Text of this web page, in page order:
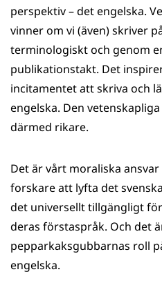
perspektiv – det engelska.
vinner om vi (även) skriver
terminologiskt och genom
publikationstakt. Det
incitamentet att skriva och
engelska. Den
därmed rikare.
Det är vårt moraliska
forskare att lyfta det
det universellt tillgängligt
deras förstaspråk. Och det
pepparkaksgubbarnas roll
engelska.